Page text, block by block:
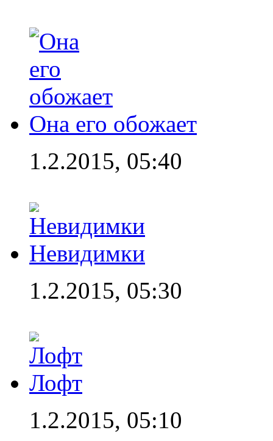
Она его обожает
1.2.2015, 05:40
Невидимки
1.2.2015, 05:30
Лофт
1.2.2015, 05:10